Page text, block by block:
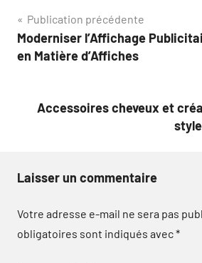
Navigation
de
Publication précédente
Moderniser l’Affichage
en Matière d’Affiches
Accessoires cheveux et
Laisser un commentaire
Votre adresse e-mail ne sera pas
obligatoires sont indiqués avec*